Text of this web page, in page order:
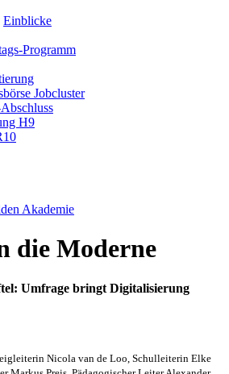
Einblicke
Programm
Jobcluster
H9
Akademie
die Moderne
Umfrage bringt Digitalisierung
Nicola van de Loo, Schulleiterin Elke